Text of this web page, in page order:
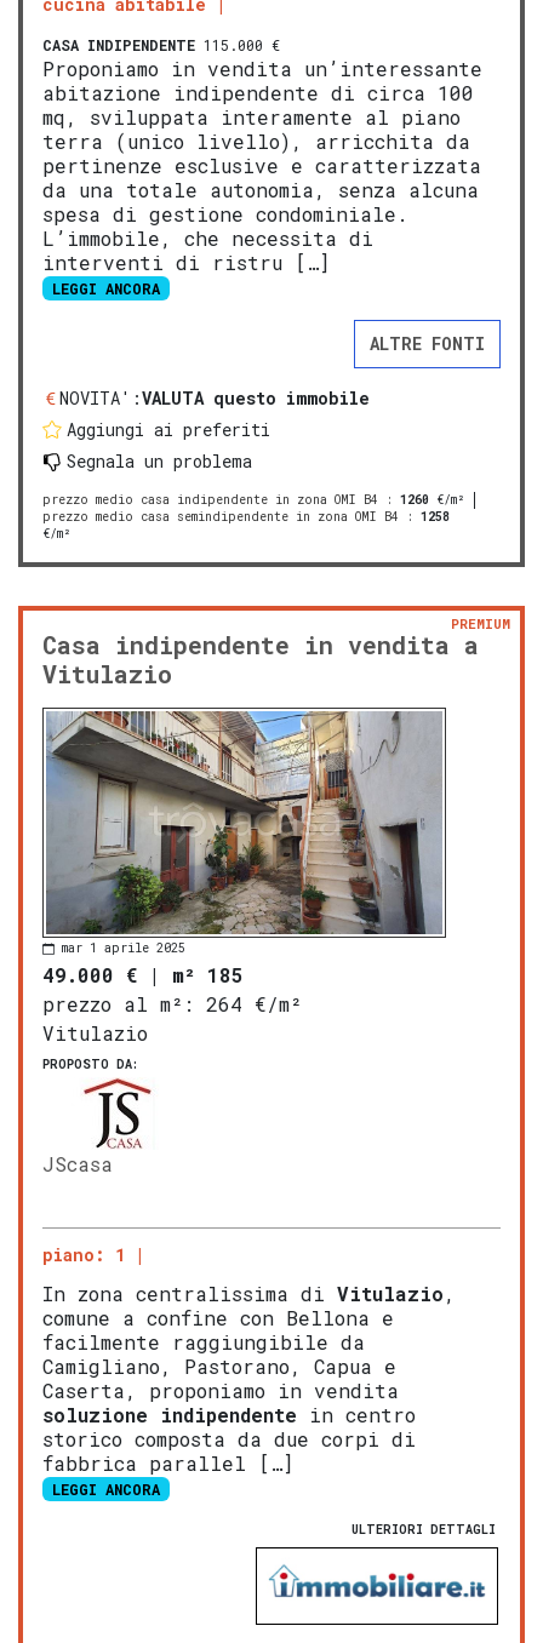
CASA INDIPENDENTE 115.000 €
Proponiamo in vendita un’interessante
abitazione indipendente di circa 100
mq, sviluppata interamente al piano
terra (unico livello), arricchita da
pertinenze esclusive e caratterizzata
da una totale autonomia, senza alcuna
spesa di gestione condominiale.
L’immobile, che necessita di
interventi di ristru […]
LEGGI ANCORA
ALTRE FONTI
NOVITA':VALUTA questo immobile
Aggiungi ai preferiti
Segnala un problema
prezzo medio casa indipendente in zona OMI B4 : 1260 €/m²
prezzo medio casa semindipendente in zona OMI B4 : 1258
€/m²
Casa indipendente in vendita a
Vitulazio
PREMIUM
mar 1 aprile 2025
49.000 € | m² 185
prezzo al m²:
264 €/m²
Vitulazio
PROPOSTO DA:
JScasa
piano: 1
In zona centralissima di Vitulazio,
comune a confine con Bellona e
facilmente raggiungibile da
Camigliano, Pastorano, Capua e
Caserta, proponiamo in vendita
soluzione indipendente in centro
storico composta da due corpi di
fabbrica parallel […]
LEGGI ANCORA
ULTERIORI DETTAGLI